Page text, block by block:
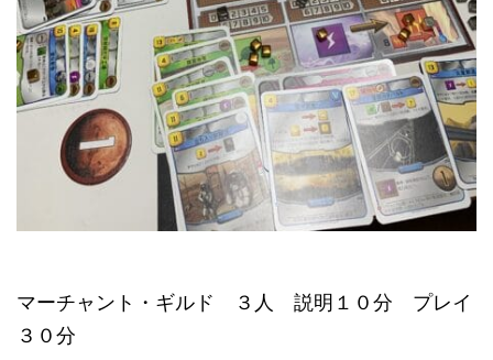
マーチャント・ギルド ３人 説明１０分 プレイ
３０分